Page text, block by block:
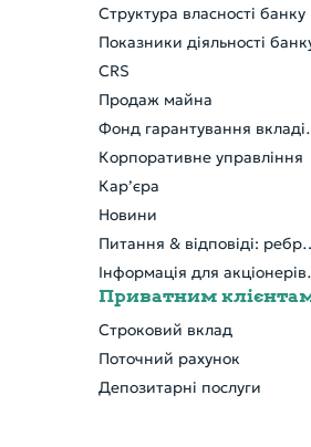
Структура власності банку
Показники діяльності
CRS
Продаж майна
Фонд
Корпоративне управління
Кар’єра
Новини
Питання &
Приватним
Строковий вклад
Поточний рахунок
Депозитарні послуги